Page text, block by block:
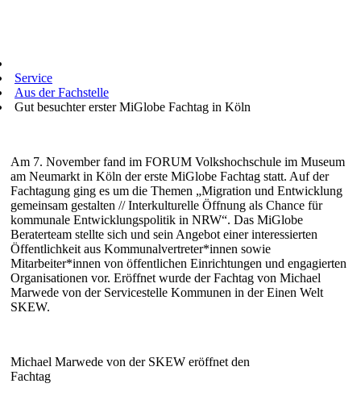
Service
Aus der Fachstelle
Gut besuchter erster MiGlobe Fachtag in Köln
Am 7. November fand im FORUM Volkshochschule im Museum
am Neumarkt in Köln der erste MiGlobe Fachtag statt. Auf der
Fachtagung ging es um die Themen „Migration und Entwicklung
gemeinsam gestalten // Interkulturelle Öffnung als Chance für
kommunale Entwicklungspolitik in NRW“. Das MiGlobe
Beraterteam stellte sich und sein Angebot einer interessierten
Öffentlichkeit aus Kommunalvertreter*innen sowie
Mitarbeiter*innen von öffentlichen Einrichtungen und engagierten
Organisationen vor. Eröffnet wurde der Fachtag von Michael
Marwede von der Servicestelle Kommunen in der Einen Welt
SKEW.
Michael Marwede von der SKEW eröffnet den
Fachtag